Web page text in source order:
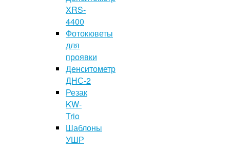
XRS-
4400
Фотокюветы
для
проявки
Денситометр
ДНС-2
Резак
KW-
Trio
Шаблоны
УШР